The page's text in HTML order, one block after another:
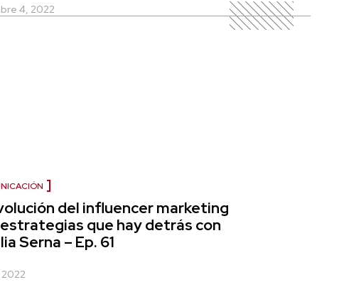
4, 2022
del influencer marketing
que hay detrás con
Serna – Ep. 61
2022